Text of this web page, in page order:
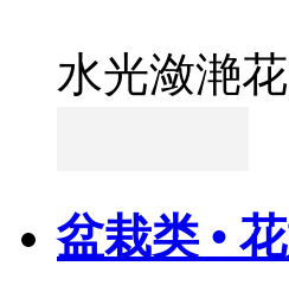
水光潋滟
盆栽类 •